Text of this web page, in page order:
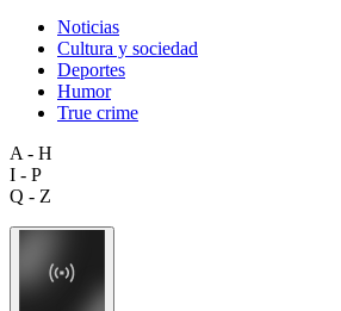
Noticias
Cultura y sociedad
Deportes
Humor
True crime
A - H
I - P
Q - Z